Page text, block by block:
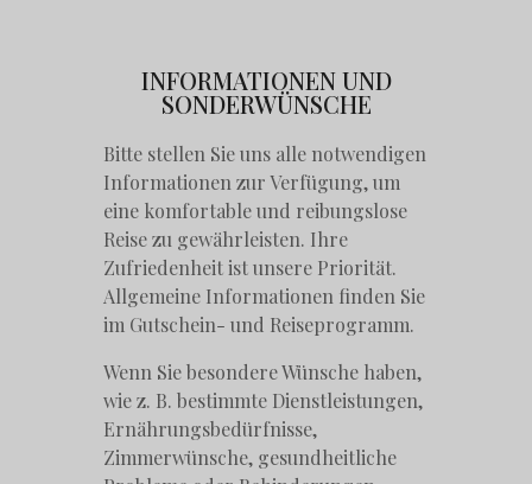
INFORMATIONEN UND
SONDERWÜNSCHE
Bitte stellen Sie uns alle notwendigen
Informationen zur Verfügung, um
eine komfortable und reibungslose
Reise zu gewährleisten. Ihre
Zufriedenheit ist unsere Priorität.
Allgemeine Informationen finden Sie
im Gutschein- und Reiseprogramm.
Wenn Sie besondere Wünsche haben,
wie z. B. bestimmte Dienstleistungen,
Ernährungsbedürfnisse,
Zimmerwünsche, gesundheitliche